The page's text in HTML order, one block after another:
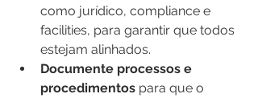
como jurídico, compliance e
facilities, para garantir que todos
estejam alinhados.
Documente processos e
procedimentos para que o